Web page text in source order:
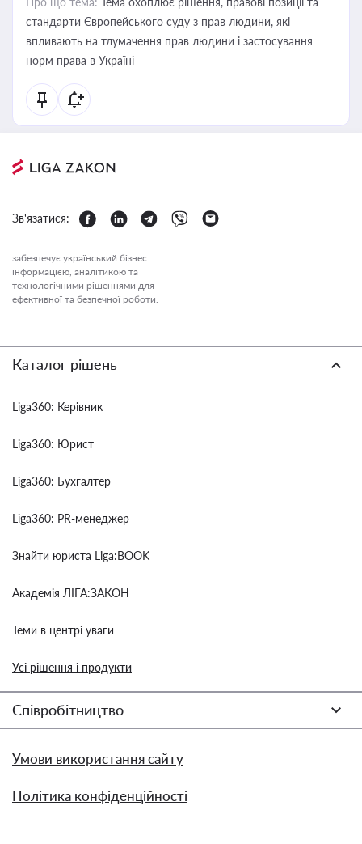
стандарти Європейського суду з прав людини, які
впливають на тлумачення прав людини і застосування
норм права в Україні
Зв'язатися:
забезпечує український бізнес
інформацією, аналітикою та
технологічними рішеннями для
ефективної та безпечної роботи.
Каталог рішень
Liga360: Керівник
Liga360: Юрист
Liga360: Бухгалтер
Liga360: PR-менеджер
Знайти юриста Liga:BOOK
Академія ЛІГА:ЗАКОН
Теми в центрі уваги
Усі рішення і продукти
Співробітництво
Умови використання сайту
Політика конфіденційності